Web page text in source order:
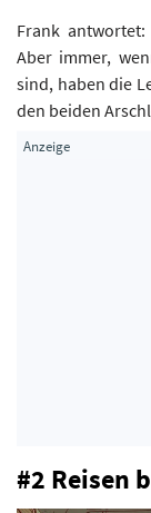
Frank
Aber immer,
sind, haben die
den beiden
#2 Reisen